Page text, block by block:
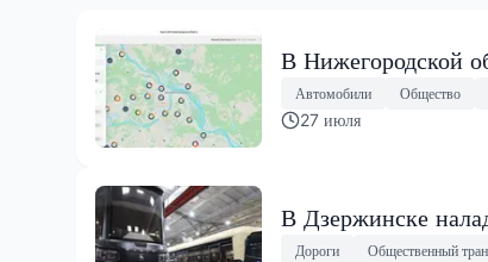
В Нижегородской
Автомобили Общество
27 июля
В Дзержинске
Дороги Общественный